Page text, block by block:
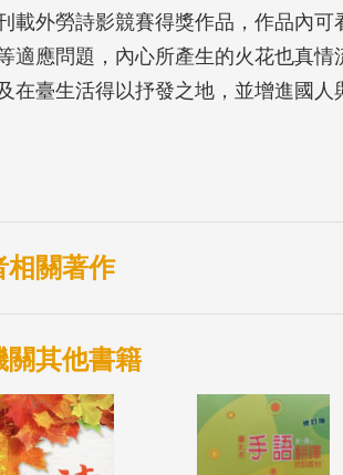
載外勞詩影競賽得獎作品，作品內
適應問題，內心所產生的火花也真
在臺生活得以抒發之地，並增進國人
相關著作
關其他書籍